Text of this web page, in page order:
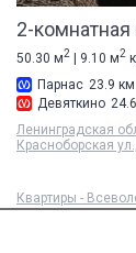
2-комнатная
50.30 м2 | 9.10 м2
Парнас 23.9 км
Девяткино
Ленинградская
Красноборская
Квартиры -